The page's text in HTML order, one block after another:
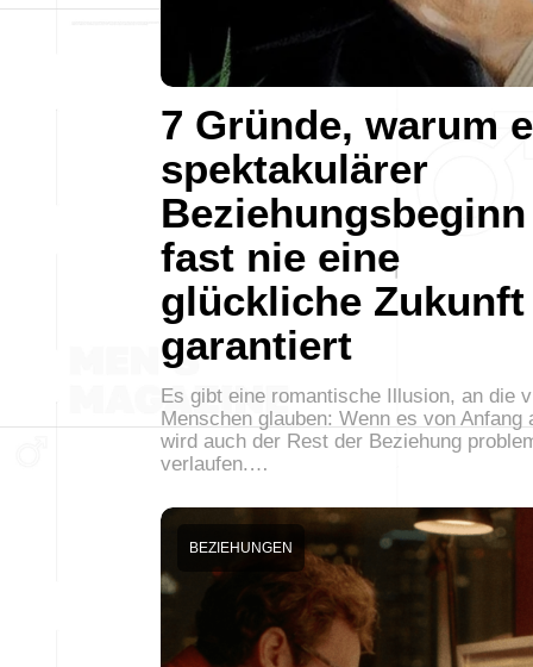
7 Gründe, warum
spektakulärer
Beziehungsbeginn
fast nie eine
glückliche Zukunft
garantiert
Es gibt eine romantische Illusion, an die
Menschen glauben: Wenn es von Anfang
wird auch der Rest der Beziehung
verlaufen.…
BEZIEHUNGEN